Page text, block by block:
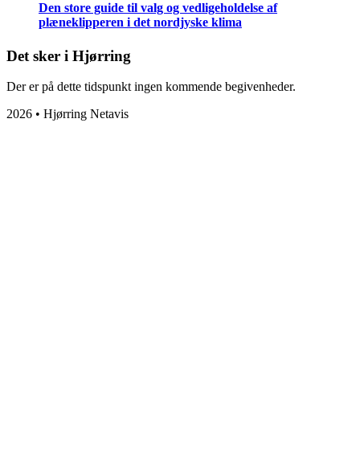
Den store guide til valg og vedligeholdelse af
plæneklipperen i det nordjyske klima
Det sker i Hjørring
Der er på dette tidspunkt ingen kommende begivenheder.
2026 • Hjørring Netavis